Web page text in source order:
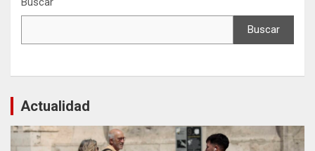
Buscar
Actualidad